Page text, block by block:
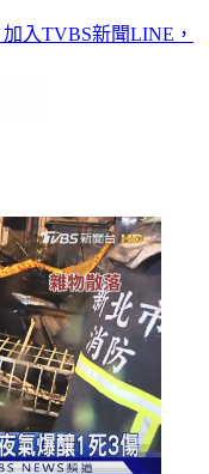
加入TVBS新聞LINE，